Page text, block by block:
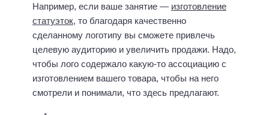
Например, если ваше занятие — изготовление
статуэток, то благодаря качественно
сделанному логотипу вы сможете привлечь
целевую аудиторию и увеличить продажи. Надо,
чтобы лого содержало какую-то ассоциацию с
изготовлением вашего товара, чтобы на него
смотрели и понимали, что здесь предлагают.